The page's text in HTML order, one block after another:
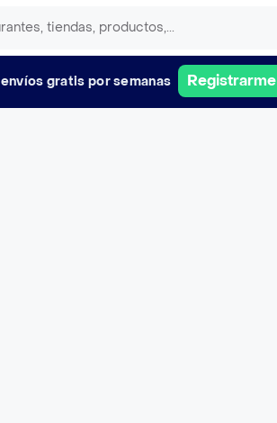
envíos gratis por semanas Registrarme